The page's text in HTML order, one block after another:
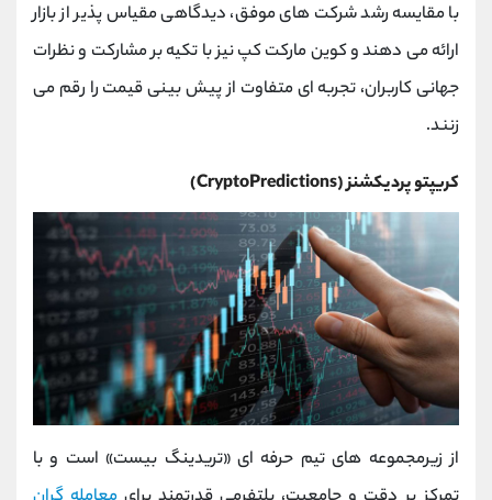
با مقایسه رشد شرکت‌ های موفق، دیدگاهی مقیاس‌ پذیر از بازار
ارائه می ‌دهند و کوین مارکت کپ نیز با تکیه بر مشارکت و نظرات
جهانی کاربران، تجربه ‌ای متفاوت از پیش ‌بینی قیمت را رقم می‌
زنند.
کریپتو پردیکشنز (CryptoPredictions)
از زیرمجموعه ‌های تیم حرفه ‌ای «تریدینگ بیست» است و با